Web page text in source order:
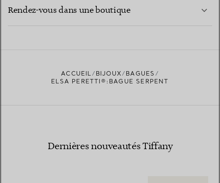
Rendez-vous dans une boutique
TROUVEZ LA BOUTIQUE LA PLUS PROCHE
ACCUEIL BIJOUX
BAGUES
ELSA PERETTI®:BAGUE SERPENT
Dernières nouveautés Tiffany